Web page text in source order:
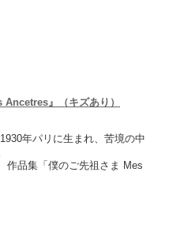
』（キズあり）
年パリに生まれ、苦境の中
作品集「僕のご先祖さま Mes